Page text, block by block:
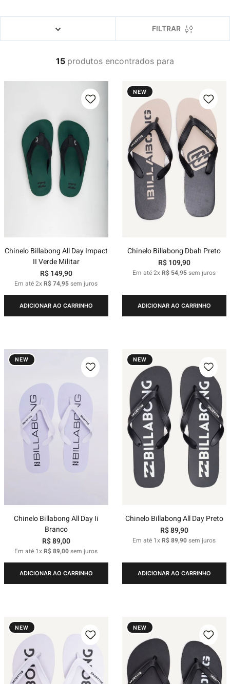
FILTRAR
15 produtos
Chinelo Billabong All Day Impact
II Verde Militar
R$ 149,90
Em até2xR$74,95sem juros
ADICIONAR AO CARRINHO
NEW
Chinelo Billabong Dbah Preto
R$ 109,90
Em até2xR$ 54,95sem juros
ADICIONAR AO CARRINHO
NEW
Chinelo Billabong All Day Ii
Branco
R$89,00
Em até 1xR$89,00sem juros
ADICIONAR AO CARRINHO
NEW
Chinelo Billabong All Day Preto
R$89,90
Em até 1xR$89,90sem juros
ADICIONAR AO CARRINHO
NEW NEW
6º
bermuda
jaqueta